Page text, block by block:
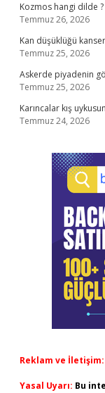
Kozmos hangi dilde ?
Temmuz 26, 2026
Kan düşüklüğü
Temmuz 25, 2026
Askerde piyadenin
Temmuz 25, 2026
Karıncalar kış
Temmuz 24, 2026
Reklam ve İletişim:
Yasal Uyarı: Bu